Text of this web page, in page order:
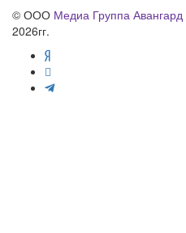
© ООО Медиа Группа Авангард
2026гг.